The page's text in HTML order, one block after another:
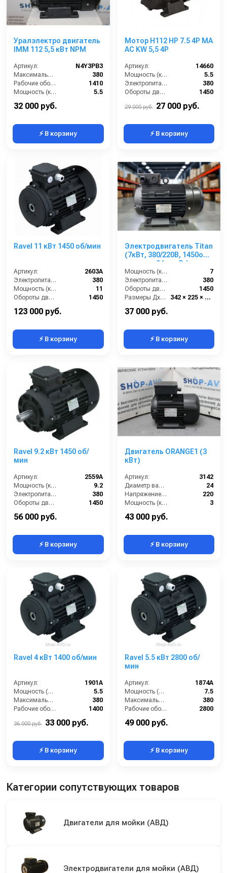
Уралэлектро двигатель
IMM 112 5,5 кВт NPM
Артикул:
N4Y3PB3
Максимальное напряжение (В):
380
Рабочие обороты вала (об/мин):
1410
Мощность (кВт):
5.5
Габариты (ДхШхВ):
32 000 руб.
⚡ В корзину
Мотор H112 HP 7.5 4P MA
AC KW 5,5 4P
Артикул:
14660
Мощность (кВт):
5.5
Электропитание (В):
380
Обороты двигателя (об/мин):
1450
полый
29 000 руб. 27 000 руб.
⚡ В корзину
Ravel 11 кВт 1450 об/мин
Артикул:
2603A
Электропитание (В):
380
Мощность (кВт):
11
Обороты двигателя (об/мин):
1450
123 000 руб.
⚡ В корзину
Электродвигатель Titan
(7кВт, 380/220В, 1450об/
мин, п.в. 24мм, Dфл
87/61мм, H112L)
Мощность (кВт):
7
Электропитание (В):
380
Обороты двигателя (об/мин):
1450
Размеры ДхШхВ (мм):
342 × 225 × 280
37 000 руб.
⚡ В корзину
Ravel 9.2 кВт 1450 об/
мин
Артикул:
2559A
Мощность (кВт):
9.2
Электропитание (В):
380
Обороты двигателя (об/мин):
1450
56 000 руб.
⚡ В корзину
Двигатель ORANGE1 (3
кВт)
Артикул:
3142
Диаметр вала (мм):
24
Напряжение (В):
220
Мощность (кВт):
3
Обороты двигателя (об/мин):
43 000 руб.
⚡ В корзину
Ravel 4 кВт 1400 об/мин
Артикул:
1901A
Мощность (л/с):
5.5
Максимальное напряжение (В):
380
Рабочие обороты вала (об/мин):
1400
36 000 руб. 33 000 руб.
⚡ В корзину
Ravel 5.5 кВт 2800 об/
мин
Артикул:
1874A
Мощность (л/с):
7.5
Максимальное напряжение (В):
380
Рабочие обороты вала (об/мин):
2800
49 000 руб.
⚡ В корзину
Категории сопутствующих товаров
Двигатели для мойки (АВД)
Электродвигатели для мойки (АВД)